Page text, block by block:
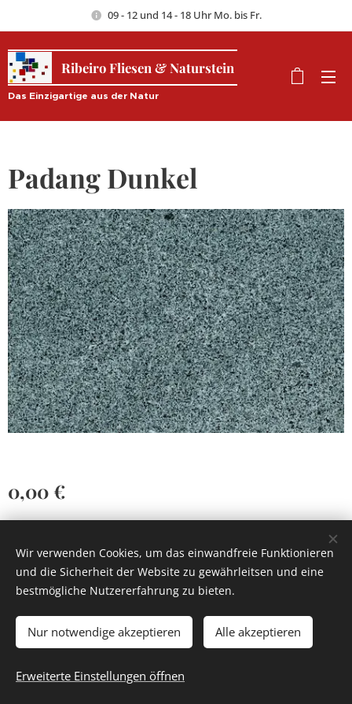
09 - 12 und 14 - 18 Uhr Mo. bis Fr.
Ribeiro Fliesen & Naturstein
Das Einzigartige aus der Natur
Padang Dunkel
0,00€
Zum Warenkorb hinzufügen
Cookies
Wir verwenden Cookies, um das einwandfreie Funktionieren
und die Sicherheit der Website zu gewährleitsen und eine
bestmögliche Nutzererfahrung zu bieten.
Nur notwendige akzeptieren Alle akzeptieren
Erweiterte Einstellungen öffnen